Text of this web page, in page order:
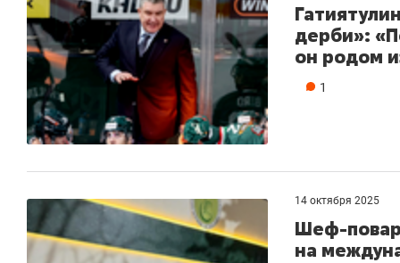
дерби»:
он родом
1
14 октября 2025
Шеф-повар
на